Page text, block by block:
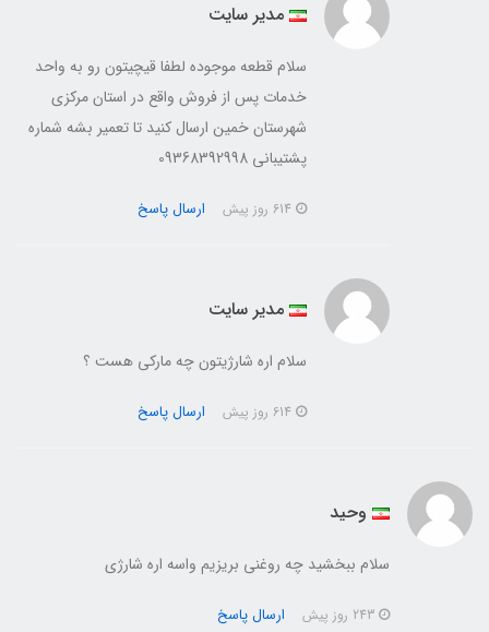
مدیر سایت
سلام قطعه موجوده لطفا قیچیتون رو به واحد
خدمات پس از فروش واقع در استان مرکزی
شهرستان خمین ارسال کنید تا تعمیر بشه شماره
پشتیبانی 09368392998
ارسال پاسخ
مدیر سایت
سلام اره شارژیتون چه مارکی هست ؟
ارسال پاسخ
وحید
سلام ببخشید چه روغنی بریزیم واسه اره شارژی
ارسال پاسخ